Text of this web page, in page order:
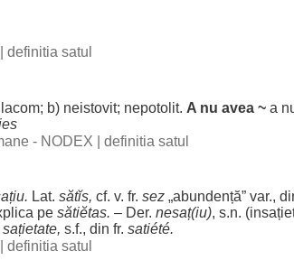
definitia satul
lacom; b) neistovit; nepotolit. A nu avea ~ a
- NODEX
definitia satul
. Lat. sătĭs, cf. v. fr. sez „abundență” var.,
pe sătiĕtas. – Der. nesaț(iu), s.n. (
sațietate, s.f., din fr. satiété.
definitia satul